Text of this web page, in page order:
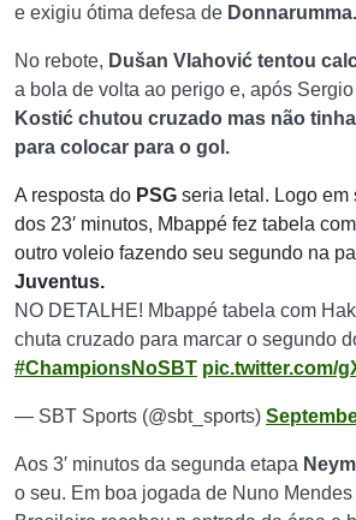
e exigiu ótima defesa de Donnarumma.
No rebote, Dušan Vlahović tentou
a bola de volta ao perigo e, após
Kostić chutou cruzado mas não
para colocar para o gol.
A resposta do PSG seria letal. Logo em
dos 23′ minutos, Mbappé fez tabela com
outro voleio fazendo seu segundo na
Juventus.
NO DETALHE! Mbappé tabela com
chuta cruzado para marcar o segundo
#ChampionsNoSBT pic.twitter.com/
— SBT Sports (@sbt_sports)
Aos 3′ minutos da segunda etapa
o seu. Em boa jogada de Nuno